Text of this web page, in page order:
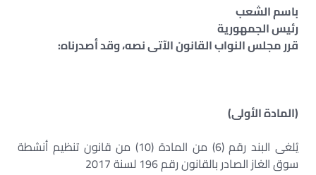
باسم الشعب
رئيس الجمهورية
قرر مجلس النواب القانون الآتى نصه، وقد أصدرناه:
(المادة الأولى)
يُلغى البند رقم (6) من المادة (10) من قانون تنظيم أنشطة
سوق الغاز الصادر بالقانون رقم 196 لسنة 2017